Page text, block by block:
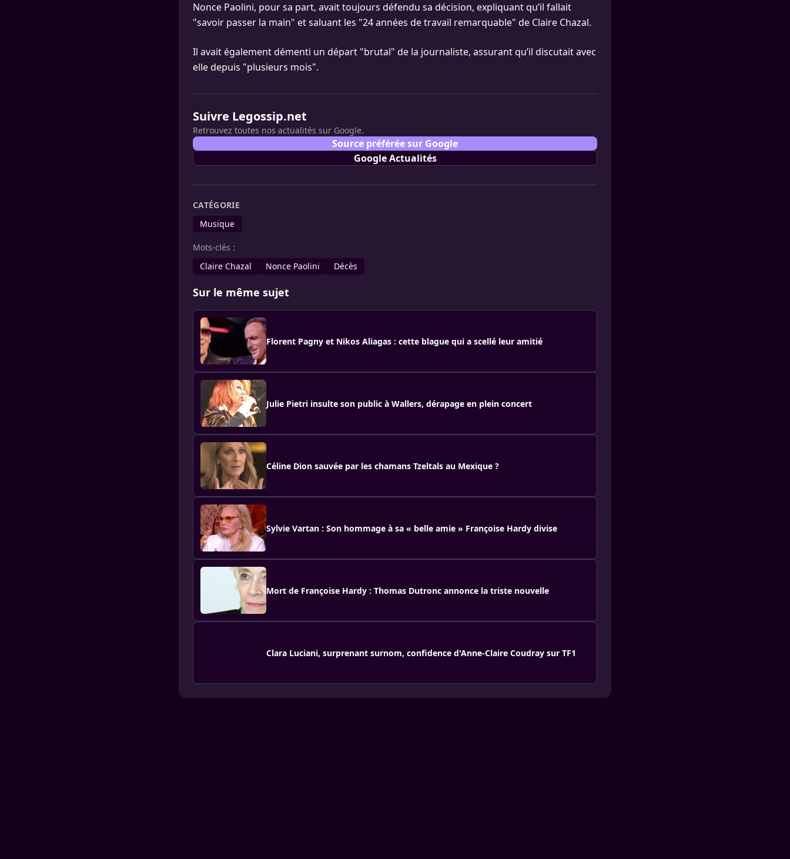
Nonce Paolini, pour sa part, avait toujours défendu sa décision, expliquant qu’il fallait
"savoir passer la main" et saluant les "24 années de travail remarquable" de Claire Chazal.
Il avait également démenti un départ "brutal" de la journaliste, assurant qu’il discutait avec
elle depuis "plusieurs mois".
Suivre Legossip.net
Retrouvez toutes nos actualités sur Google.
Source préférée sur Google
Google Actualités
CATÉGORIE
Musique
Mots-clés :
Claire Chazal
Nonce Paolini Décès
Sur le même sujet
Florent Pagny et Nikos Aliagas : cette blague qui a scellé leur amitié
Julie Pietri insulte son public à Wallers, dérapage en plein concert
Céline Dion sauvée par les chamans Tzeltals au Mexique ?
Sylvie Vartan : Son hommage à sa « belle amie » Françoise Hardy divise
Mort de Françoise Hardy : Thomas Dutronc annonce la triste nouvelle
Clara Luciani, surprenant surnom, confidence d'Anne-Claire Coudray sur TF1